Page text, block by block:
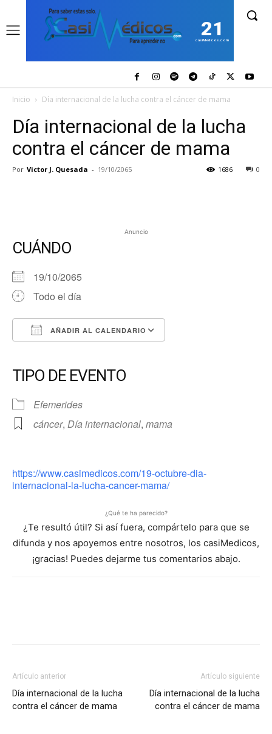
21
casiMedicos.com
Inicio Día internacional de la lucha contra el cáncer de mama
Día internacional de la lucha
contra el cáncer de mama
Por Victor J. Quesada - 19/10/2065 0
1686
Anuncio
CUÁNDO
19/10/2065
Todo el día
AÑADIR AL CALENDARIO
TIPO DE EVENTO
Efemerides
cáncer, Día internacional, mama
https://www.casimedicos.com/19-octubre-dia-
internacional-la-lucha-cancer-mama/
¿Qué te ha parecido?
¿Te resultó útil? Si así fuera, compártelo para que se
difunda y nos apoyemos entre nosotros, los casiMedicos,
¡gracias! Puedes dejarme tus comentarios abajo.
Artículo anterior
Día internacional de la lucha
contra el cáncer de mama
Artículo siguiente
Día internacional de la lucha
contra el cáncer de mama